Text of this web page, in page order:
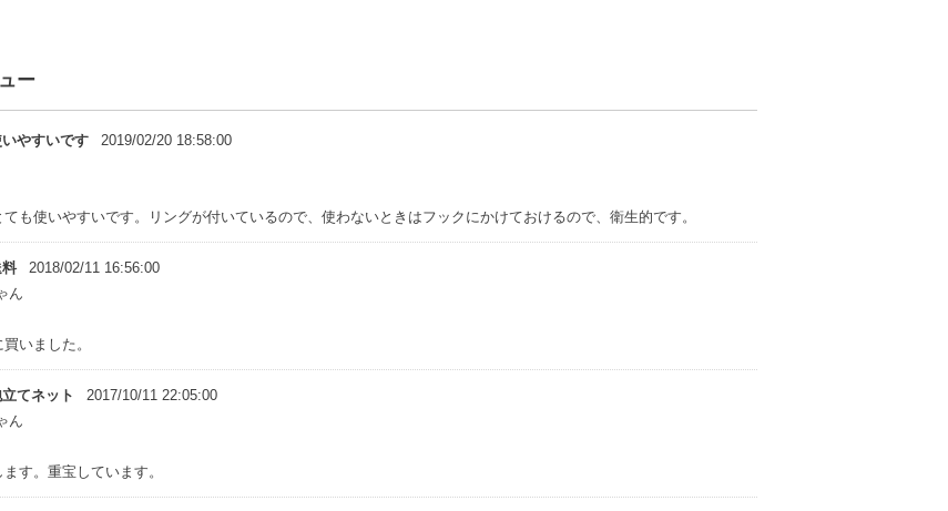
ー
やすいです
2019/02/20 18:58:00
も使いやすいです。リングが付いているので、使わないときはフックにかけておけるので、衛生的です。
2018/02/11 16:56:00
ん
いました。
てネット
2017/10/11 22:05:00
ん
す。重宝しています。